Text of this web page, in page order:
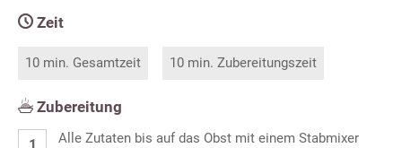
Zeit
10 min. Gesamtzeit 10 min. Zubereitungszeit
Zubereitung
Alle Zutaten bis auf das Obst mit einem Stabmixer